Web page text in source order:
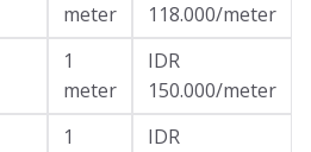
meter
118.000/meter
1
meter
IDR
150.000/meter
1
IDR